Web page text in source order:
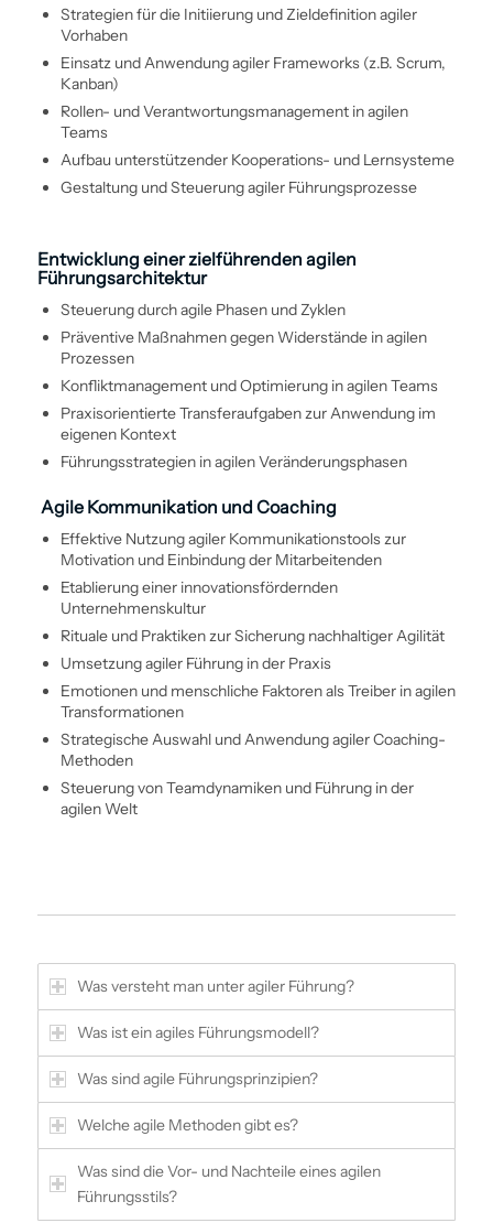
Strategien für die Initiierung und Zieldefinition agiler
Vorhaben
Einsatz und Anwendung agiler Frameworks (z.B. Scrum,
Kanban)
Rollen- und Verantwortungs­management in agilen
Teams
Aufbau unterstützender Kooperations- und Lern­systeme
Gestaltung und Steuerung agiler Führungs­prozesse
Entwicklung einer zielführenden agilen
Führungsarchitektur
Steuerung durch agile Phasen und Zyklen
Präventive Maßnahmen gegen Widerstände in agilen
Prozessen
Konflikt­management und Optimierung in agilen Teams
Praxisorientierte Transferaufgaben zur Anwendung im
eigenen Kontext
Führungs­strategien in agilen Veränderungsphasen
Agile Kommunikation und Coaching
Effektive Nutzung agiler Kommunikationstools zur
Motivation und Ein­bindung der Mitarbeitenden
Etablierung einer innovationsfördernden
Unternehmenskultur
Rituale und Praktiken zur Sicherung nachhaltiger Agilität
Umsetzung agiler Führung in der Praxis
Emotionen und menschliche Faktoren als Treiber in agilen
Transformationen
Strategische Auswahl und Anwendung agiler Coaching-
Methoden
Steuerung von Teamdynamiken und Führung in der
agilen Welt
Was versteht man unter agiler Führung?
Was ist ein agiles Führungsmodell?
Was sind agile Führungsprinzipien?
Welche agile Methoden gibt es?
Was sind die Vor- und Nachteile eines agilen
Führungsstils?